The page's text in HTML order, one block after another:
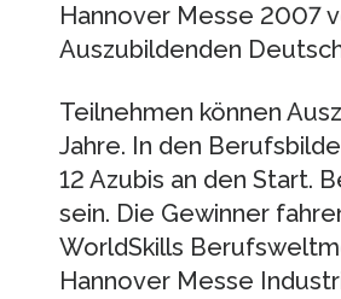
Hannover Messe 2007
Auszubildenden
Teilnehmen können
Jahre. In den
12 Azubis an den Start.
sein. Die Gewinner
WorldSkills
Hannover Messe